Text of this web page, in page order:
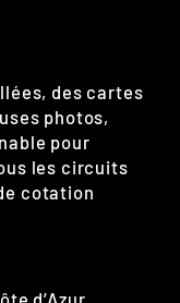
des cartes
photos,
pour
les circuits
cotation
d’Azur